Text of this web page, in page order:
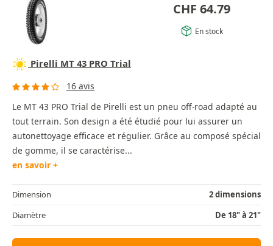
CHF 64.79
En stock
Pirelli MT 43 PRO Trial
16 avis
Le MT 43 PRO Trial de Pirelli est un pneu off-road adapté au
tout terrain. Son design a été étudié pour lui assurer un
autonettoyage efficace et régulier. Grâce au composé spécial
de gomme, il se caractérise...
en savoir +
Dimension
2 dimensions
Diamètre
De 18" à 21"